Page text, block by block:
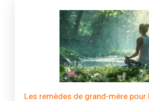
Les remèdes de grand-mère pour